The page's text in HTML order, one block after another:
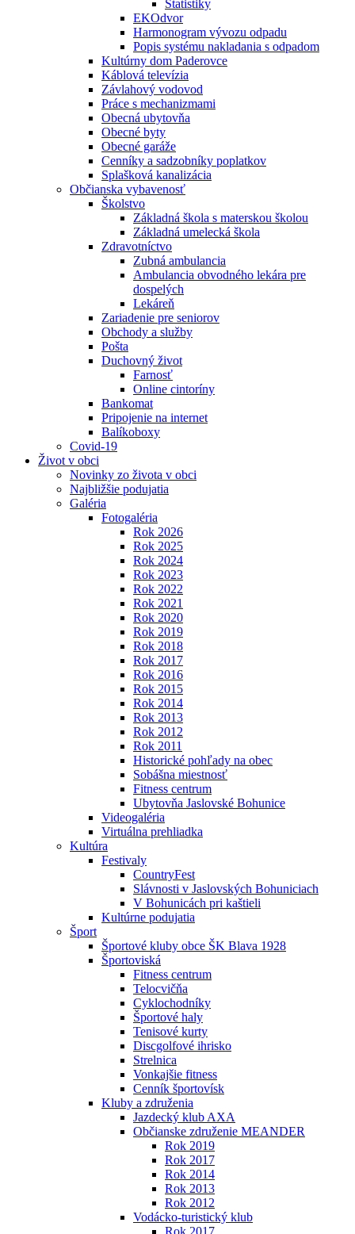
Štatistiky
EKOdvor
Harmonogram vývozu odpadu
Popis systému nakladania s odpadom
Kultúrny dom Paderovce
Káblová televízia
Závlahový vodovod
Práce s mechanizmami
Obecná ubytovňa
Obecné byty
Obecné garáže
Cenníky a sadzobníky poplatkov
Splašková kanalizácia
Občianska vybavenosť
Školstvo
Základná škola s materskou školou
Základná umelecká škola
Zdravotníctvo
Zubná ambulancia
Ambulancia obvodného lekára pre
dospelých
Lekáreň
Zariadenie pre seniorov
Obchody a služby
Pošta
Duchovný život
Farnosť
Online cintoríny
Bankomat
Pripojenie na internet
Balíkoboxy
Covid-19
Život v obci
Novinky zo života v obci
Najbližšie podujatia
Galéria
Fotogaléria
Rok 2026
Rok 2025
Rok 2024
Rok 2023
Rok 2022
Rok 2021
Rok 2020
Rok 2019
Rok 2018
Rok 2017
Rok 2016
Rok 2015
Rok 2014
Rok 2013
Rok 2012
Rok 2011
Historické pohľady na obec
Sobášna miestnosť
Fitness centrum
Ubytovňa Jaslovské Bohunice
Videogaléria
Virtuálna prehliadka
Kultúra
Festivaly
CountryFest
Slávnosti v Jaslovských Bohuniciach
V Bohunicách pri kaštieli
Kultúrne podujatia
Šport
Športové kluby obce ŠK Blava 1928
Športoviská
Fitness centrum
Telocvičňa
Cyklochodníky
Športové haly
Tenisové kurty
Discgolfové ihrisko
Strelnica
Vonkajšie fitness
Cenník športovísk
Kluby a združenia
Jazdecký klub AXA
Občianske združenie MEANDER
Rok 2019
Rok 2017
Rok 2014
Rok 2013
Rok 2012
Vodácko-turistický klub
Rok 2017